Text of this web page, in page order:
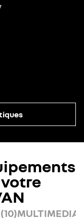
MULTIMEDIA